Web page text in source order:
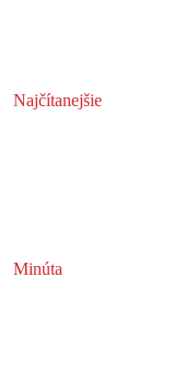
Najčítanejšie
Minúta